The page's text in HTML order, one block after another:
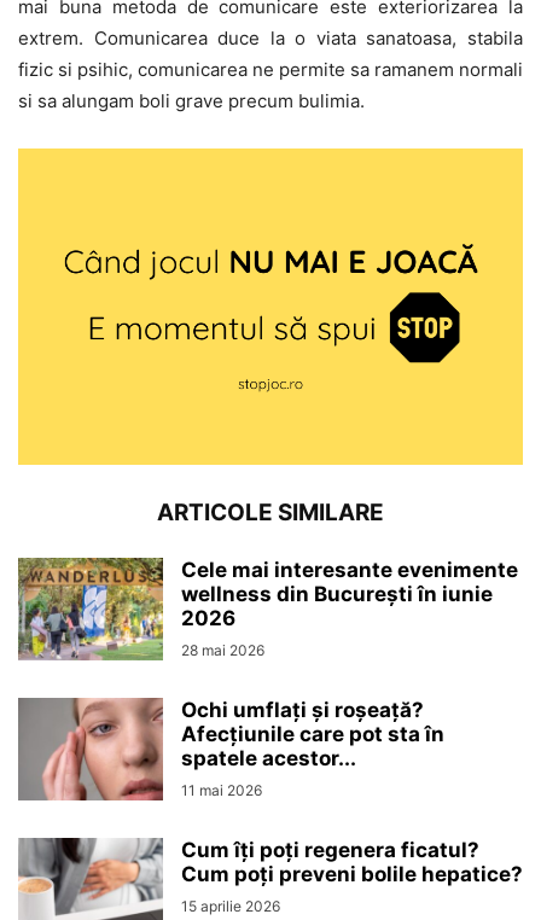
mai buna metoda de comunicare este exteriorizarea la
extrem. Comunicarea duce la o viata sanatoasa, stabila
fizic si psihic, comunicarea ne permite sa ramanem normali
si sa alungam boli grave precum bulimia.
ARTICOLE SIMILARE
Cele mai interesante evenimente
wellness din București în iunie
2026
28 mai 2026
Ochi umflați și roșeață?
Afecțiunile care pot sta în
spatele acestor...
11 mai 2026
Cum îți poți regenera ficatul?
Cum poți preveni bolile hepatice?
15 aprilie 2026